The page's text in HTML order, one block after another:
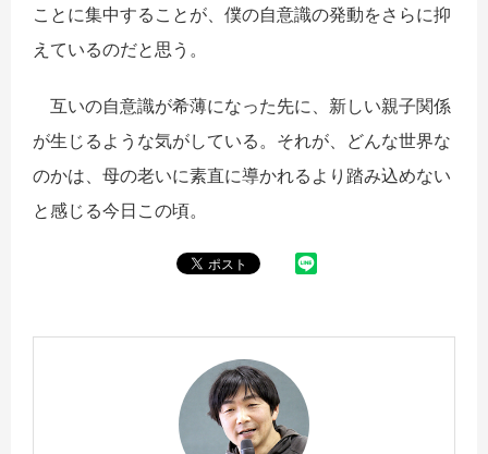
ことに集中することが、僕の自意識の発動をさらに抑
えているのだと思う。
互いの自意識が希薄になった先に、新しい親子関係
が生じるような気がしている。それが、どんな世界な
のかは、母の老いに素直に導かれるより踏み込めない
と感じる今日この頃。